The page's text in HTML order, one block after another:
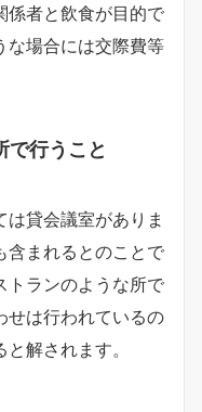
係者と飲食が目的で
な場合には交際費等
行うこと
貸会議室がありま
含まれるとのことで
トランのような所で
せは行われているの
解されます。